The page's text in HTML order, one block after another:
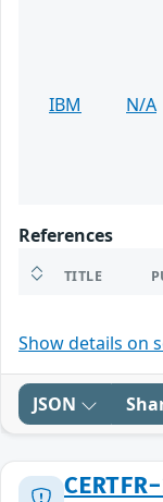
IBM
N/A
References
TITLE
Show details on
JSON